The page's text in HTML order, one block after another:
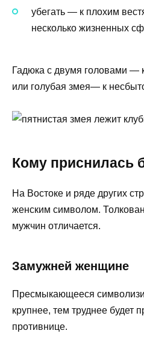
убегать — к плохим
несколько жизненных
Гадюка с двумя головами —
или голубая змея— к
Кому приснилась
На Востоке и ряде других
женским символом.
мужчин отличается.
Замужней женщине
Пресмыкающееся
крупнее, тем труднее будет
противнице.